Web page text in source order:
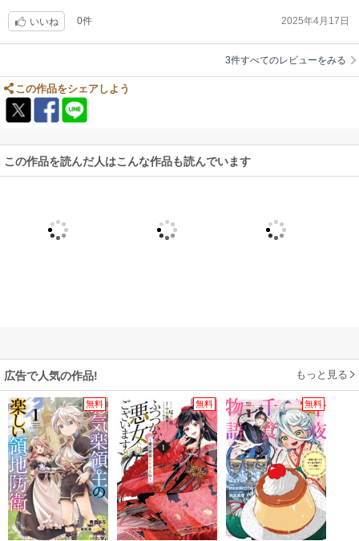
いいね 0件 2025年4月17日
3件すべてのレビューをみる
この作品をシェアしよう
この作品を読んだ人はこんな作品も読んでいます
広告で人気の作品! もっと見る
無料 無料 無料